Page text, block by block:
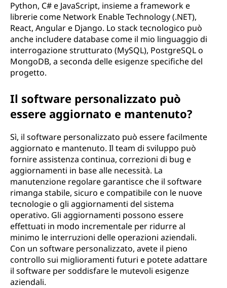
Python, C# e JavaScript, insieme a framework e
librerie come Network Enable Technology (.NET),
React, Angular e Django. Lo stack tecnologico può
anche includere database come il mio linguaggio di
interrogazione strutturato (MySQL), PostgreSQL o
MongoDB, a seconda delle esigenze specifiche del
progetto.
Il software personalizzato può
essere aggiornato e mantenuto?
Sì, il software personalizzato può essere facilmente
aggiornato e mantenuto. Il team di sviluppo può
fornire assistenza continua, correzioni di bug e
aggiornamenti in base alle necessità. La
manutenzione regolare garantisce che il software
rimanga stabile, sicuro e compatibile con le nuove
tecnologie o gli aggiornamenti del sistema
operativo. Gli aggiornamenti possono essere
effettuati in modo incrementale per ridurre al
minimo le interruzioni delle operazioni aziendali.
Con un software personalizzato, avete il pieno
controllo sui miglioramenti futuri e potete adattare
il software per soddisfare le mutevoli esigenze
aziendali.